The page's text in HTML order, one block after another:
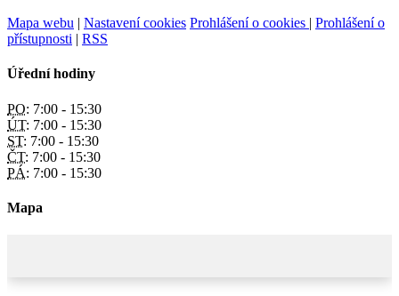
Mapa webu | Nastavení cookies Prohlášení o cookies | Prohlášení o
přístupnosti | RSS
Úřední hodiny
PO: 7:00 - 15:30
ÚT: 7:00 - 15:30
ST: 7:00 - 15:30
ČT: 7:00 - 15:30
PÁ: 7:00 - 15:30
Mapa